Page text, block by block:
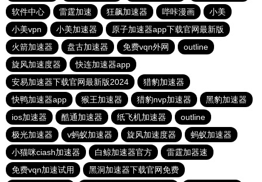
软件中心
雷霆加速 狂飙加速器 哔咔漫画
小美
小美vpn
小美加速器
原子加速器app下载官网最新版
火箭加速器
盘古加速器 免费vqn外网
outline
旋风加速度器
快连加速器app
安易加速器下载官网最新版2024
猎豹加速器
快鸭加速器app
猴王加速器 猎豹nvp加速器
黑豹加速器
ios加速器
酷通加速器 纸飞机加速器
outline
极光加速器
v蚂蚁加速器 旋风加速度器
蚂蚁加速器
小猫咪ciash加速器
白鲸加速器官方
雷霆加器速
免费vqn加速试用
黑洞加速器下载官网免费